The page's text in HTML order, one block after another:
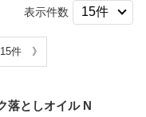
表示件数
件 》
落としオイル N